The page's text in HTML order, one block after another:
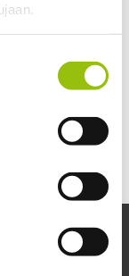
description